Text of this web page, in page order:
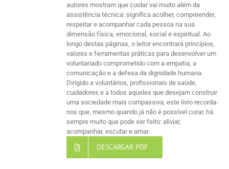
autores mostram que cuidar vai muito além da
assistência técnica: significa acolher, compreender,
respeitar e acompanhar cada pessoa na sua
dimensão física, emocional, social e espiritual. Ao
longo destas páginas, o leitor encontrará princípios,
valores e ferramentas práticas para desenvolver um
voluntariado comprometido com a empatia, a
comunicação e a defesa da dignidade humana.
Dirigido a voluntários, profissionais de saúde,
cuidadores e a todos aqueles que desejam construir
uma sociedade mais compassiva, este livro recorda-
nos que, mesmo quando já não é possível curar, há
sempre muito que pode ser feito: aliviar,
acompanhar, escutar e amar.
DESCARGAR PDF